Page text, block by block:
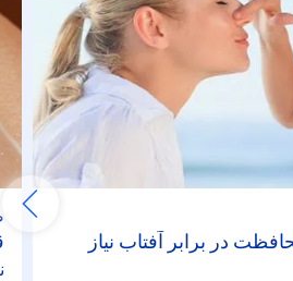
در برابر آفتاب نیاز